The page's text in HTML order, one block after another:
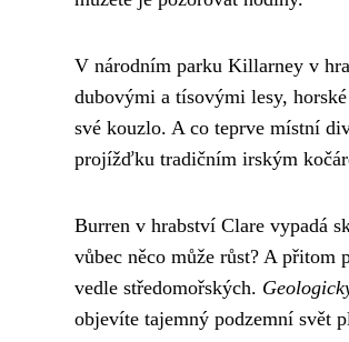
V národním parku Killarney v
dubovými a tísovými lesy,
své kouzlo. A co teprve místní
projížďku tradičním irským
Burren v hrabství Clare vypadá
vůbec něco může růst? A přitom
vedle středomořských.
objevíte tajemný podzemní svět